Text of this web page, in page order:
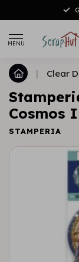
MENU
| Clear
Cosmos
STAMPERIA